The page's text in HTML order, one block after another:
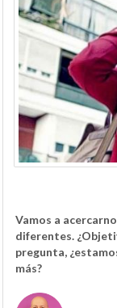
Vamos a
diferentes.
pregunta,
más?